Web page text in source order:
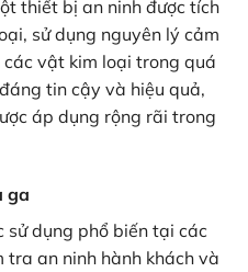
thiết bị an ninh được tích
sử dụng nguyên lý cảm
vật kim loại trong quá
tin cậy và hiệu quả,
áp dụng rộng rãi trong
ga
sử dụng phổ biến tại các
an ninh hành khách và